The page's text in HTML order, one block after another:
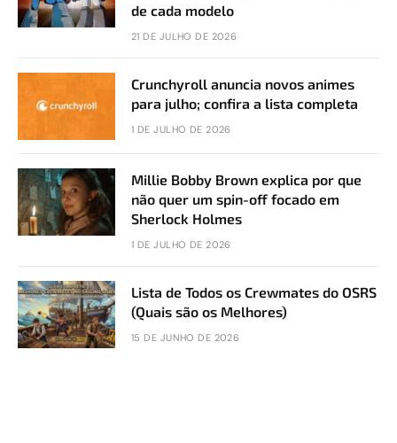
de cada modelo
21 DE JULHO DE 2026
Crunchyroll anuncia novos animes
para julho; confira a lista completa
1 DE JULHO DE 2026
Millie Bobby Brown explica por que
não quer um spin-off focado em
Sherlock Holmes
1 DE JULHO DE 2026
Lista de Todos os Crewmates do OSRS
(Quais são os Melhores)
15 DE JUNHO DE 2026